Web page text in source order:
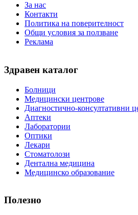
За нас
Контакти
Политика на поверителност
Общи условия за ползване
Реклама
Здравен каталог
Болници
Медицински центрове
Диагностично-консултативни
Аптеки
Лаборатории
Оптики
Лекари
Стоматолози
Дентална медицина
Медицинско образование
Полезно